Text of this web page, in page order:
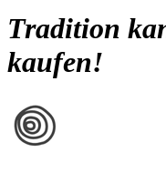
Tradition
kaufen!